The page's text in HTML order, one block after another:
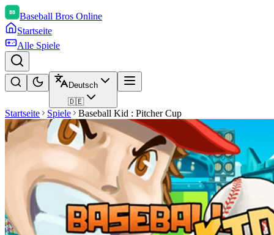
Baseball Bros Online
Startseite
Alle Spiele
Deutsch
🇩🇪
Startseite Spiele Baseball Kid : Pitcher Cup